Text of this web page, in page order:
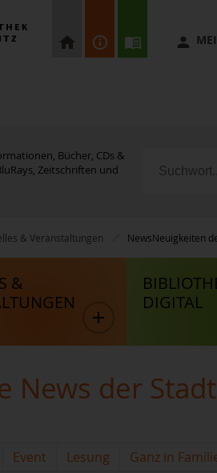
Bücher, CDs &
Zeitschriften und
& Veranstaltungen NewsNeuigkeiten
&
DIGITAL
News der
Event Lesung Ganz in